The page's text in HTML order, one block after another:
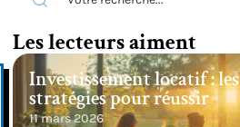
Les lecteurs aiment
Investissement locatif : les
stratégies pour réussir
11 mars 2026